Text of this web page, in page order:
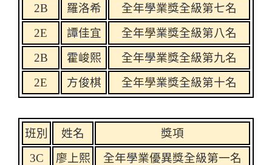
2B
羅洛希
全年學業獎全級第七名
2E
譚佳宜
全年學業獎全級第八名
2B
霍峻熙
全年學業獎全級第九名
2E
方俊棋 全年學業獎全級第十名
班別 姓名
獎項
3C
廖上熙
全年學業優異獎全級第一名